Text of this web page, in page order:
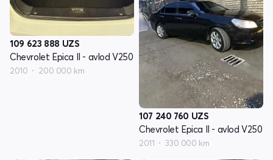
109 623 888 UZS
Chevrolet Epica II - avlod V250
2010 200 000 km
107 240 760 UZS
Chevrolet Epica II - avlod V250
2011 330 000 km